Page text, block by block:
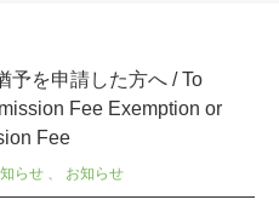
予を申請した方へ / To
Fee Exemption or
Fee
らせ 、 お知らせ